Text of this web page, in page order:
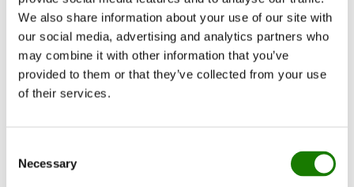
We also share information about your use of our site with
our social media, advertising and analytics partners who
may combine it with other information that you’ve
provided to them or that they’ve collected from your use
of their services.
Selection
Necessary